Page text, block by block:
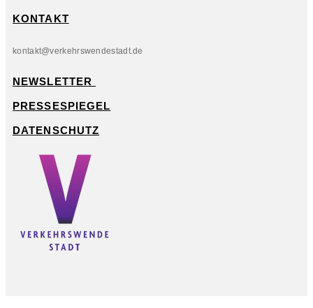
KONTAKT
kontakt@verkehrswendestadt.de
NEWSLETTER
PRESSESPIEGEL
DATENSCHUTZ